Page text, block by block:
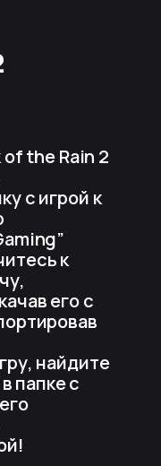
of the Rain 2
с игрой к
к
его с
найдите
папке с